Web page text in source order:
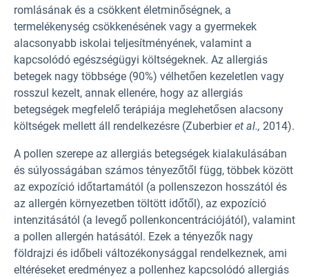
romlásának és a csökkent életminőségnek, a
termelékenység csökkenésének vagy a gyermekek
alacsonyabb iskolai teljesítményének, valamint a
kapcsolódó egészségügyi költségeknek. Az allergiás
betegek nagy többsége (90%) vélhetően kezeletlen vagy
rosszul kezelt, annak ellenére, hogy az allergiás
betegségek megfelelő terápiája meglehetősen alacsony
költségek mellett áll rendelkezésre (Zuberbieret al., 2014).
A pollen szerepe az allergiás betegségek kialakulásában
és súlyosságában számos tényezőtől függ, többek között
az expozíció időtartamától (a pollenszezon hosszától és
az allergén környezetben töltött időtől), az expozíció
intenzitásától (a levegő pollenkoncentrációjától), valamint
a pollen allergén hatásától. Ezek a tényezők nagy
földrajzi és időbeli változékonysággal rendelkeznek, ami
eltéréseket eredményez a pollenhez kapcsolódó allergiás